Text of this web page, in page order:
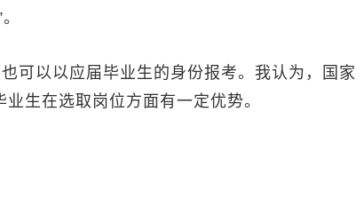
以以应届毕业生的身份报考。我认为，国家
生在选取岗位方面有一定优势。